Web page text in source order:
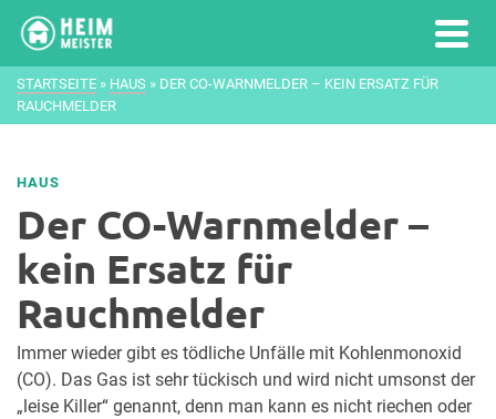
STARTSEITE » HAUS » DER CO-WARNMELDER – KEIN ERSATZ FÜR
RAUCHMELDER
HAUS
Der CO-Warnmelder –
kein Ersatz für
Rauchmelder
Immer wieder gibt es tödliche Unfälle mit Kohlenmonoxid
(CO). Das Gas ist sehr tückisch und wird nicht umsonst der
„leise Killer“ genannt, denn man kann es nicht riechen oder